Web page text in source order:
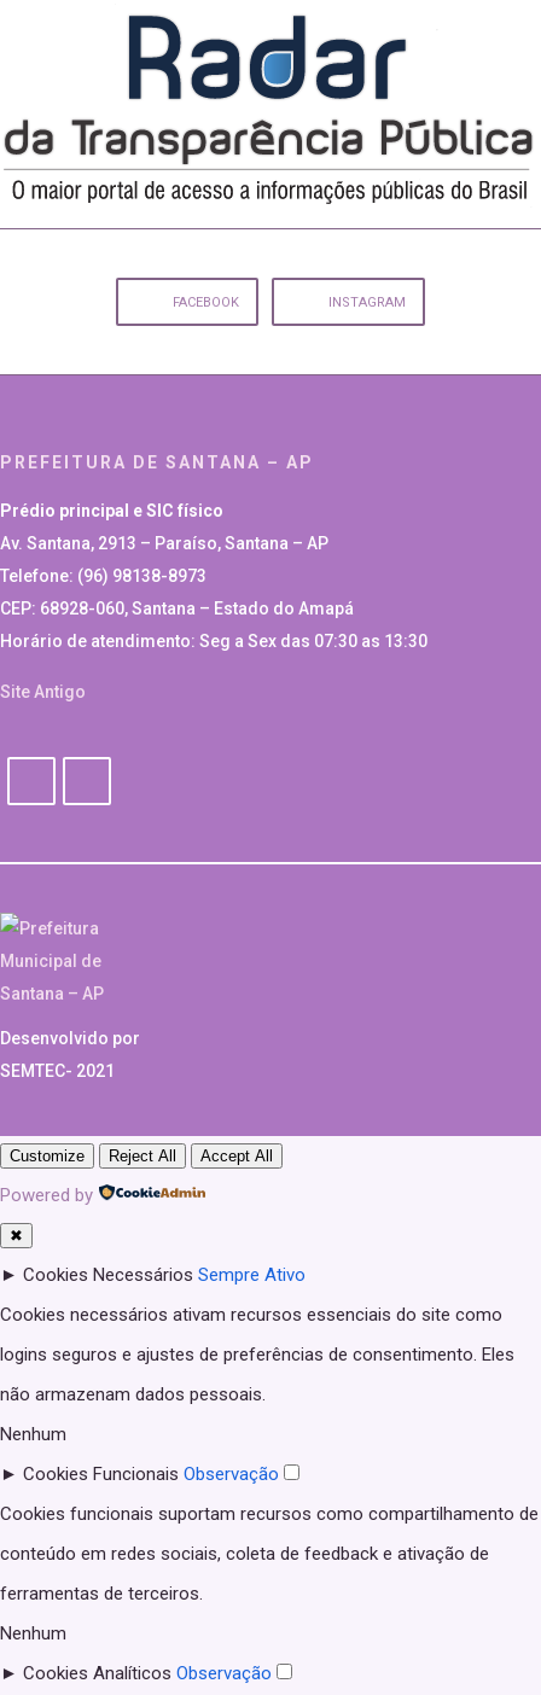
FACEBOOK INSTAGRAM
PREFEITURA DE SANTANA – AP
Prédio principal e SIC físico
Av. Santana, 2913 – Paraíso, Santana – AP
Telefone: (96) 98138-8973
CEP: 68928-060, Santana – Estado do Amapá
Horário de atendimento: Seg a Sex das 07:30 as 13:30
Site Antigo
Desenvolvido por
SEMTEC- 2021
Customize Reject All Accept All
Powered by
✖
► Cookies Necessários Sempre Ativo
Cookies necessários ativam recursos essenciais do site como
logins seguros e ajustes de preferências de consentimento. Eles
não armazenam dados pessoais.
Nenhum
► Cookies Funcionais Observação
Cookies funcionais suportam recursos como compartilhamento de
conteúdo em redes sociais, coleta de feedback e ativação de
ferramentas de terceiros.
Nenhum
► Cookies Analíticos Observação